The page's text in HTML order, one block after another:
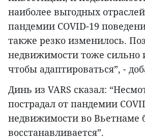
наиболее выгодных
пандемии COVID-19
также резко изменилось.
недвижимости тоже сильно
чтобы адаптироваться”, -
Динь из VARS сказал:
пострадал от пандемии
недвижимости во Вьетнаме
восстанавливается”.